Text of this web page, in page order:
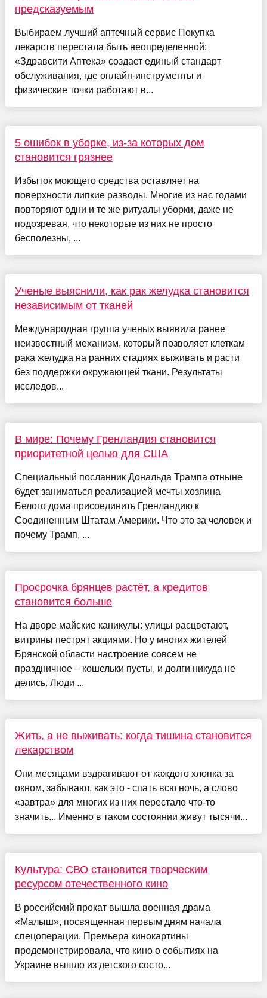
предсказуемым
Выбираем лучший аптечный сервис Покупка
лекарств перестала быть неопределенной:
«Здравсити Аптека» создает единый стандарт
обслуживания, где онлайн-инструменты и
физические точки работают в...
5 ошибок в уборке, из-за которых дом
становится грязнее
Избыток моющего средства оставляет на
поверхности липкие разводы. Многие из нас годами
повторяют одни и те же ритуалы уборки, даже не
подозревая, что некоторые из них не просто
бесполезны, ...
Ученые выяснили, как рак желудка становится
независимым от тканей
Международная группа ученых выявила ранее
неизвестный механизм, который позволяет клеткам
рака желудка на ранних стадиях выживать и расти
без поддержки окружающей ткани. Результаты
исследов...
В мире: Почему Гренландия становится
приоритетной целью для США
Специальный посланник Дональда Трампа отныне
будет заниматься реализацией мечты хозяина
Белого дома присоединить Гренландию к
Соединенным Штатам Америки. Что это за человек и
почему Трамп, ...
Просрочка брянцев растёт, а кредитов
становится больше
На дворе майские каникулы: улицы расцветают,
витрины пестрят акциями. Но у многих жителей
Брянской области настроение совсем не
праздничное – кошельки пусты, и долги никуда не
делись. Люди ...
Жить, а не выживать: когда тишина становится
лекарством
Они месяцами вздрагивают от каждого хлопка за
окном, забывают, как это - спать всю ночь, а слово
«завтра» для многих из них перестало что-то
значить... Именно в таком состоянии живут тысячи...
Культура: СВО становится творческим
ресурсом отечественного кино
В российский прокат вышла военная драма
«Малыш», посвященная первым дням начала
спецоперации. Премьера кинокартины
продемонстрировала, что кино о событиях на
Украине вышло из детского состо...